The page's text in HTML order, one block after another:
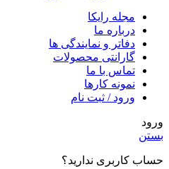
مجله رایکا
درباره ما
دفاتر و نمایندگی ها
گارانتی محصولات
تماس با ما
نمونه کارها
ورود / ثبت نام
ورود
بستن
حساب کاربری ندارید؟